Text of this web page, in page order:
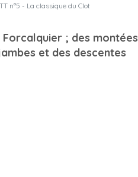
n°5 - La classique du Clot
; des montées
et des descentes